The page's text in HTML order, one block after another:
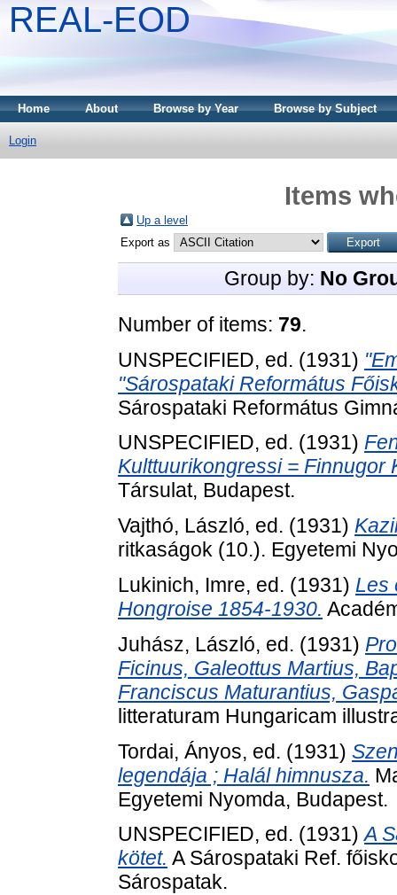
REAL-EOD
Home About Browse by Year Browse by Subject
Login
Items
Up a level
Export as
Group by: No
Number of items: 79.
UNSPECIFIED, ed. (1931)
"Sárospataki Református
Sárospataki Református
UNSPECIFIED, ed. (1931)
Kulttuurikongressi = Finnugor
Társulat, Budapest.
Vajthó, László, ed. (1931)
ritkaságok (10.). Egyetemi
Lukinich, Imre, ed. (1931) Les
Hongroise 1854-1930.
Juhász, László, ed. (1931)
Ficinus, Galeottus Martius,
Franciscus Maturantius,
litteraturam Hungaricam
Tordai, Ányos, ed. (1931)
legendája ; Halál himnusza.
Egyetemi Nyomda, Budapest.
UNSPECIFIED, ed. (1931)A
kötet. A Sárospataki Ref.
Sárospatak.